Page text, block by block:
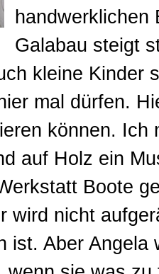
handwerklichen
Galabau steigt
kleine Kinder
mal dürfen.
können.
auf Holz ein
Boote
wird nicht
ist. Aber